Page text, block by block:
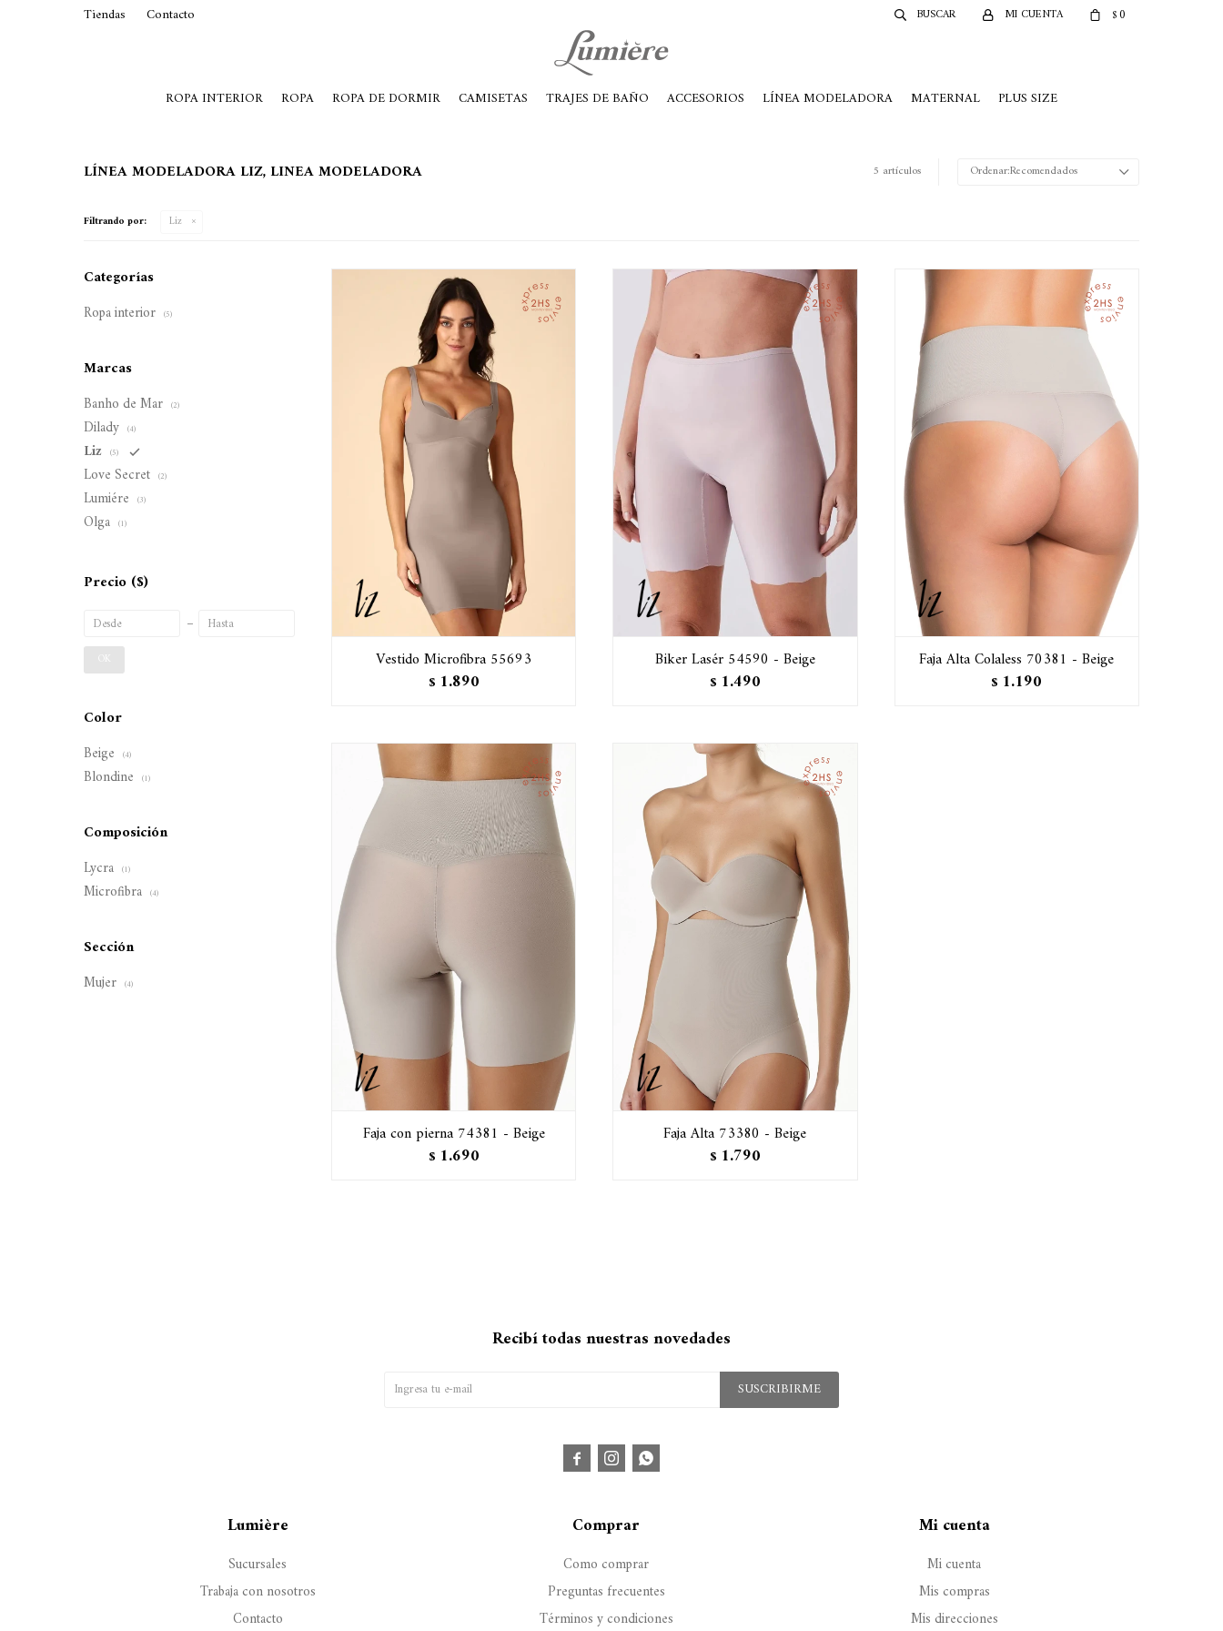
ROPA INTERIOR ROPA ROPA DE DORMIR CAMISETAS TRAJES DE BAÑO ACCESORIOS LÍNEA MODELADORA MATERNAL PLUS SIZE
$0
Tiendas Contacto
LÍNEA MODELADORA LIZ, LINEA MODELADORA 5 artículos Recomendados
Filtrando por: Liz
Vestido Microfibra 55693
$ 1.890
Biker Lasér 54590 - Beige
$ 1.490
Faja Alta Colaless 70381 - Beige
$ 1.190
Faja con pierna 74381 - Beige
$ 1.690
Faja Alta 73380 - Beige
$ 1.790
Categorías
Ropa interior (5)
Marcas
Banho de Mar (2)
Dilady (4)
Liz (5)
Love Secret (2)
Lumiére (3)
Olga (1)
Precio ($)
OK
Color
Beige (4)
Blondine (1)
Composición
Lycra (1)
Microfibra (4)
Sección
Mujer (4)
Lumière
Sucursales
Trabaja con nosotros
Contacto
Comprar
Como comprar
Preguntas frecuentes
Términos y condiciones
Mi cuenta
Mi cuenta
Mis compras
Mis direcciones
Recibí todas nuestras novedades
SUSCRIBIRME
  